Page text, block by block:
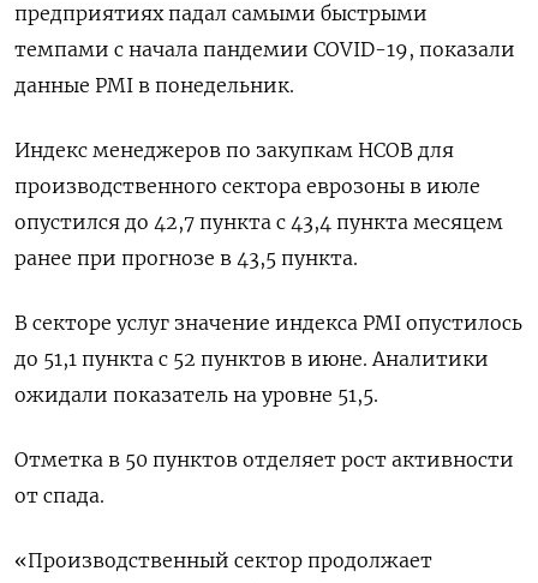
предприятиях падал самыми быстрыми
темпами с начала пандемии COVID-19, показали
данные PMI в понедельник.
Индекс менеджеров по закупкам HCOB для
производственного сектора еврозоны в июле
опустился до 42,7 пункта с 43,4 пункта месяцем
ранее при прогнозе в 43,5 пункта.
В секторе услуг значение индекса PMI опустилось
до 51,1 пункта с 52 пунктов в июне. Аналитики
ожидали показатель на уровне 51,5.
Отметка в 50 пунктов отделяет рост активности
от спада.
«Производственный сектор продолжает